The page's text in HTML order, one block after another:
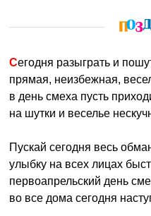
Сегодня разыграть и
прямая, неизбежная,
в день смеха пусть
на шутки и веселье
Пускай сегодня весь
улыбку на всех лицах
первоапрельский день
во все дома сегодня